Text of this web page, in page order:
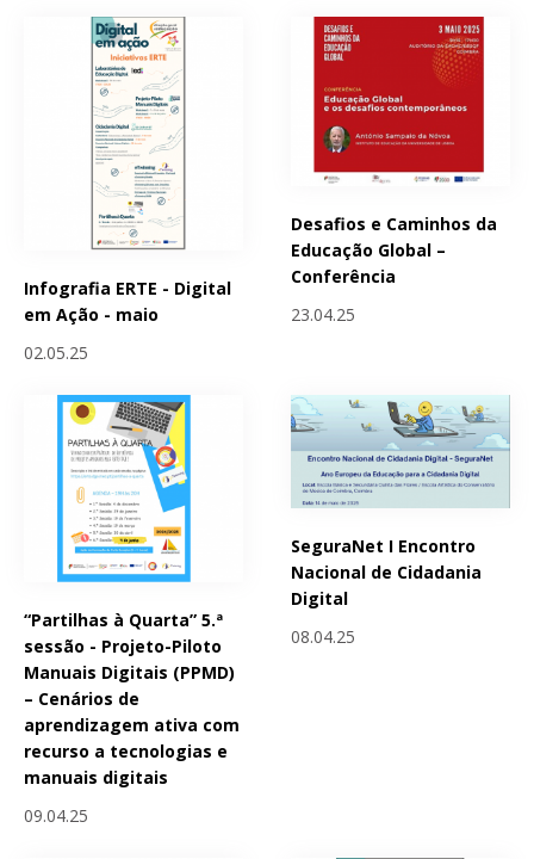
Infografia ERTE - Digital
em Ação - maio
02.05.25
Desafios e Caminhos da
Educação Global –
Conferência
23.04.25
“Partilhas à Quarta” 5.ª
sessão - Projeto-Piloto
Manuais Digitais (PPMD)
– Cenários de
aprendizagem ativa com
recurso a tecnologias e
manuais digitais
09.04.25
SeguraNet I Encontro
Nacional de Cidadania
Digital
08.04.25